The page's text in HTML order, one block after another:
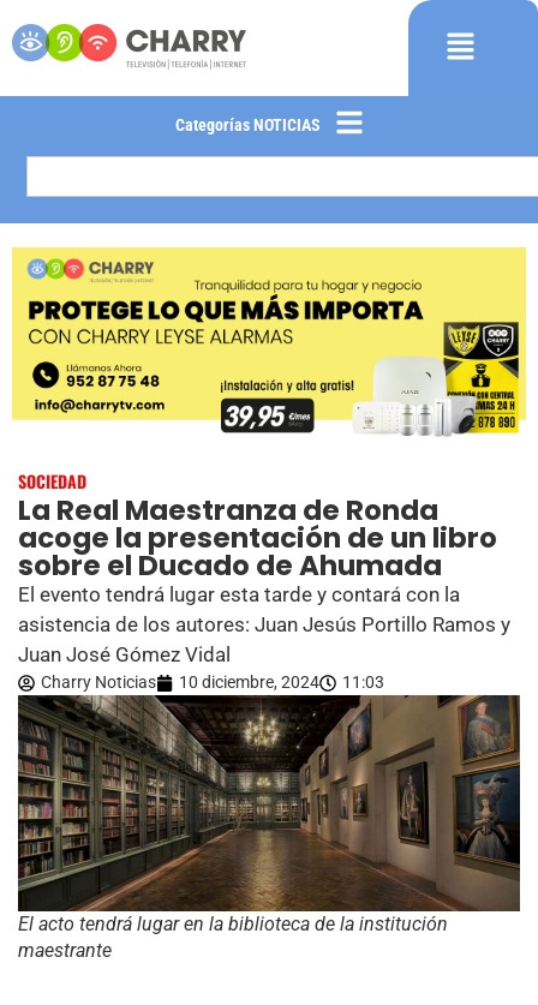
Categorías NOTICIAS
SOCIEDAD
La Real Maestranza de Ronda
acoge la presentación de un libro
sobre el Ducado de Ahumada
El evento tendrá lugar esta tarde y contará con la
asistencia de los autores: Juan Jesús Portillo Ramos y
Juan José Gómez Vidal
Charry Noticias 10 diciembre, 2024 11:03
El acto tendrá lugar en la biblioteca de la institución
maestrante